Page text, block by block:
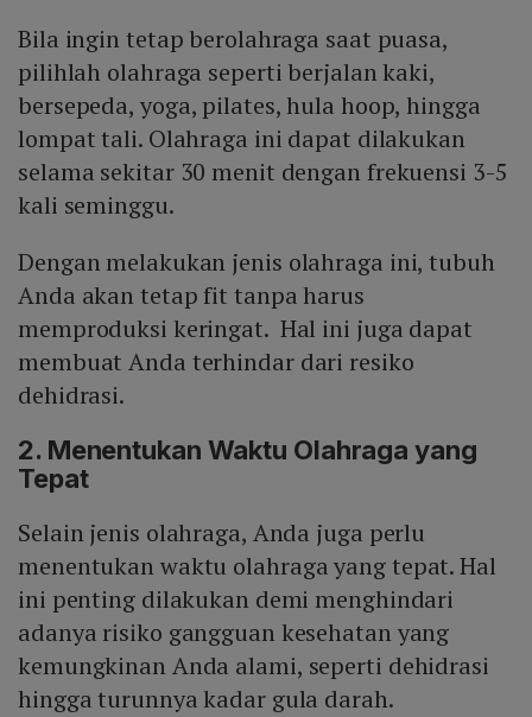
Bila ingin tetap berolahraga saat puasa,
pilihlah olahraga seperti berjalan kaki,
bersepeda, yoga, pilates, hula hoop, hingga
lompat tali. Olahraga ini dapat dilakukan
selama sekitar 30 menit dengan frekuensi 3-5
kali seminggu.
Dengan melakukan jenis olahraga ini, tubuh
Anda akan tetap fit tanpa harus
memproduksi keringat. Hal ini juga dapat
membuat Anda terhindar dari resiko
dehidrasi.
2. Menentukan Waktu Olahraga yang
Tepat
Selain jenis olahraga, Anda juga perlu
menentukan waktu olahraga yang tepat. Hal
ini penting dilakukan demi menghindari
adanya risiko gangguan kesehatan yang
kemungkinan Anda alami, seperti dehidrasi
hingga turunnya kadar gula darah.